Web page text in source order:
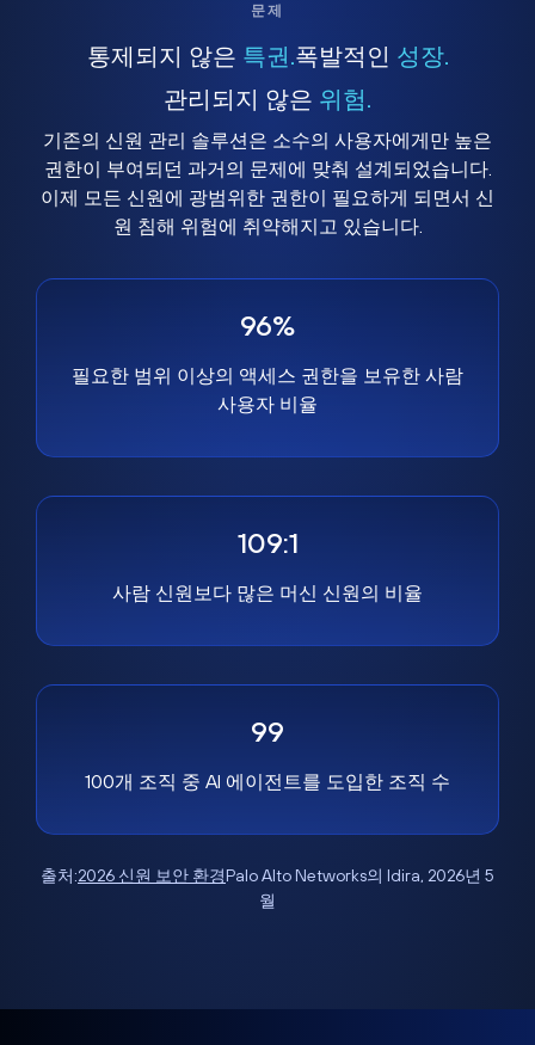
문제
통제되지 않은 특권. 폭발적인 성장.
관리되지 않은 위험.
기존의 신원 관리 솔루션은 소수의 사용자에게만 높은
권한이 부여되던 과거의 문제에 맞춰 설계되었습니다.
이제 모든 신원에 광범위한 권한이 필요하게 되면서 신
원 침해 위험에 취약해지고 있습니다.
96%
필요한 범위 이상의 액세스 권한을 보유한 사람
사용자 비율
109:1
사람 신원보다 많은 머신 신원의 비율
99
100개 조직 중 AI 에이전트를 도입한 조직 수
출처:2026 신원 보안 환경Palo Alto Networks의 Idira, 2026년 5
월